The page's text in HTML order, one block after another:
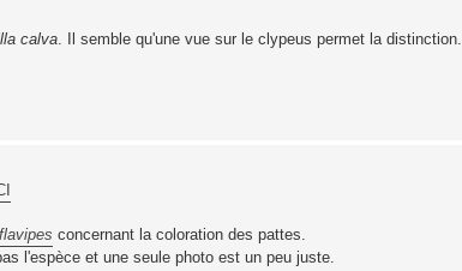
calva. Il semble qu'une vue sur le clypeus permet la distinction.
concernant la coloration des pattes.
l'espèce et une seule photo est un peu juste.